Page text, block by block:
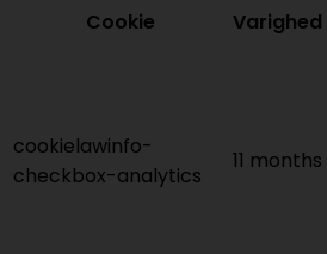
Cookie
Varighed
cookielawinfo-
checkbox-analytics
11 months